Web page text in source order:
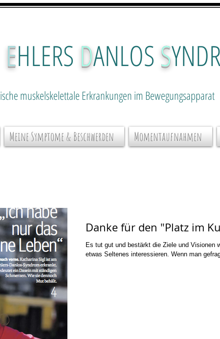
EHLERS DANLOSS
ische muskelskelettale Erkrankungen im Bewegungsapparat
Danke für den "Platz im
Es tut gut und bestärkt die Ziele und Visionen
etwas Seltenes interessieren. Wenn man
Meine Symptome & Beschwerden Momentaufnahmen